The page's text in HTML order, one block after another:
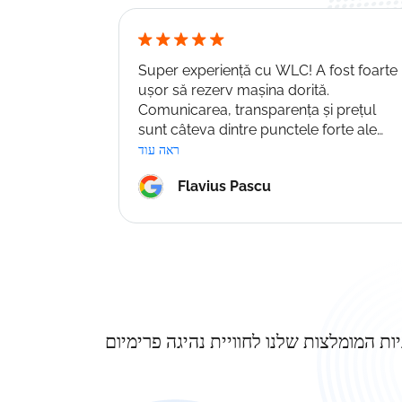
Super experiență cu WLC! A fost foarte
ușor să rezerv mașina dorită.
Comunicarea, transparența și prețul
sunt câteva dintre punctele forte ale
companiei. Recomand!
ראה עוד
Flavius Pascu
המומלצות שלנו לחוויית נהיגה פרימיום